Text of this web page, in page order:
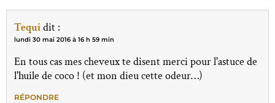
Tequidit :
lundi 30 mai 2016 à 16 h 59 min
En tous cas mes cheveux te disent merci pour l'astuce de
l'huile de coco ! (et mon dieu cette odeur…)
RÉPONDRE